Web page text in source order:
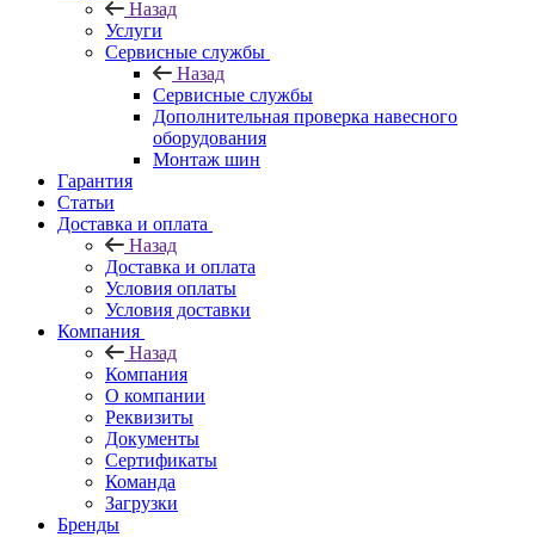
Назад
Услуги
Сервисные службы
Назад
Сервисные службы
Дополнительная проверка навесного
оборудования
Монтаж шин
Гарантия
Статьи
Доставка и оплата
Назад
Доставка и оплата
Условия оплаты
Условия доставки
Компания
Назад
Компания
О компании
Реквизиты
Документы
Сертификаты
Команда
Загрузки
Бренды